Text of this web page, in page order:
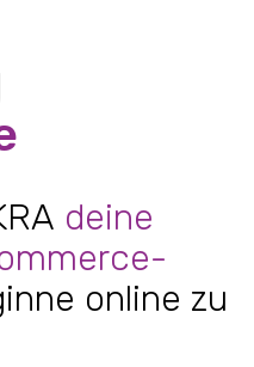
deine
online zu